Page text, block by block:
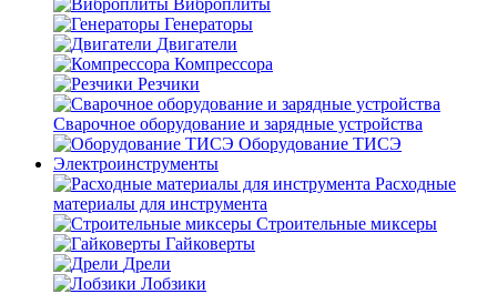
Виброплиты
Генераторы
Двигатели
Компрессора
Резчики
Сварочное оборудование и зарядные устройства
Оборудование ТИСЭ
Электроинструменты
Расходные
материалы для инструмента
Строительные миксеры
Гайковерты
Дрели
Лобзики